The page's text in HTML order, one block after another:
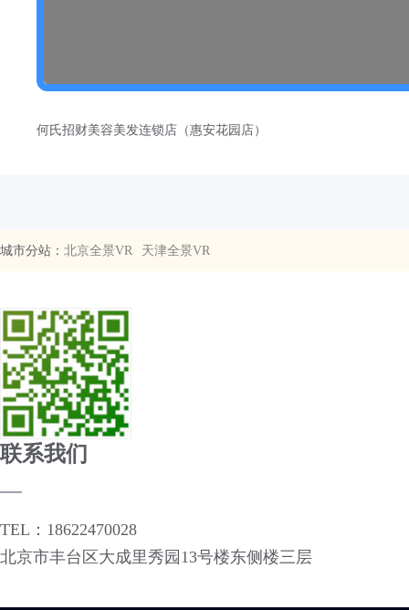
何氏招财美容美发连锁店（惠安花园店）
城市分站： 北京全景VR 天津全景VR
联系我们
TEL：18622470028
北京市丰台区大成里秀园13号楼东侧楼三层